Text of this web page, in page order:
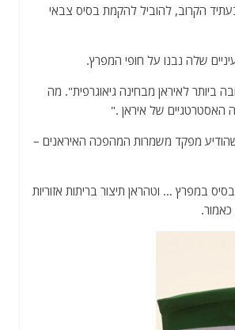
הקרוב, להוביל להקמת בסיס צבאי
שלה נבנו על חופי המפרץ.
ביותר לאיראן מבחינה גיאוגרפית". מה
האסטרטגיים של איראן ."
​​מפקד משמרות המהפכה האיראנים –
במפרץ … וטהראן תיצור בריתות אזוריות